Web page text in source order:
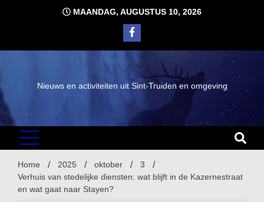
MAANDAG, AUGUSTUS 10, 2026
Nieuws en activiteiten uit Sint-Truiden en omgeving
Home 2025 oktober
3
Verhuis van stedelijke diensten: wat blijft in de Kazernestraat
en wat gaat naar Stayen?